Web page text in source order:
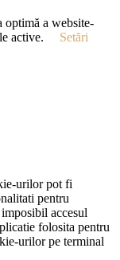
optimă a website-
active.
Setări
urilor pot fi
pentru
accesul
folosita pentru
urilor pe terminal